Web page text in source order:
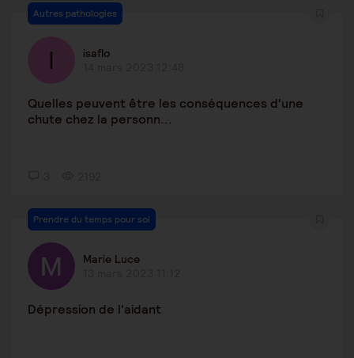
Autres pathologies
isaflo
Quelles peuvent être les conséquences d'une
chute chez la personn...
Prendre du temps pour soi
Marie Luce
Dépression de l'aidant